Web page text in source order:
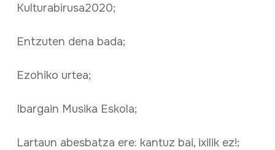
Kulturabirusa2020;
Entzuten dena bada;
Ezohiko urtea;
Ibargain Musika Eskola;
Lartaun abesbatza ere: kantuz bai, ixilik ez!;